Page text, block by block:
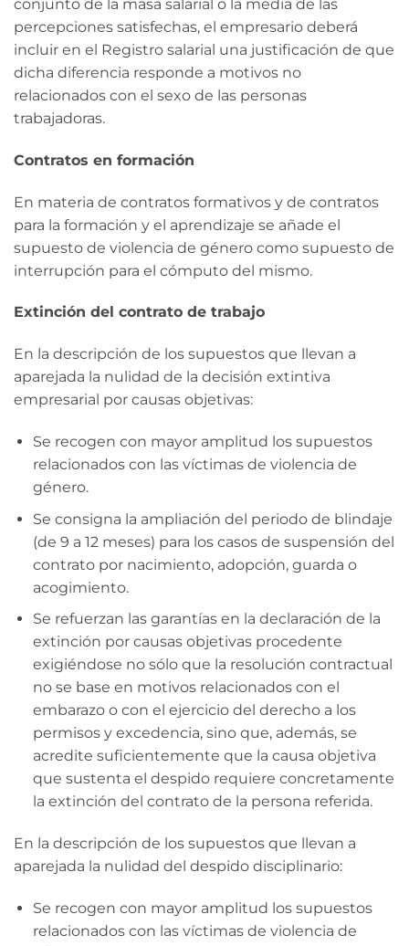
conjunto de la masa salarial o la media de las
percepciones satisfechas, el empresario deberá
incluir en el Registro salarial una justificación de que
dicha diferencia responde a motivos no
relacionados con el sexo de las personas
trabajadoras.
Contratos en formación
En materia de contratos formativos y de contratos
para la formación y el aprendizaje se añade el
supuesto de violencia de género como supuesto de
interrupción para el cómputo del mismo.
Extinción del contrato de trabajo
En la descripción de los supuestos que llevan a
aparejada la nulidad de la decisión extintiva
empresarial por causas objetivas:
Se recogen con mayor amplitud los supuestos
relacionados con las víctimas de violencia de
género.
Se consigna la ampliación del periodo de blindaje
(de 9 a 12 meses) para los casos de suspensión del
contrato por nacimiento, adopción, guarda o
acogimiento.
Se refuerzan las garantías en la declaración de la
extinción por causas objetivas procedente
exigiéndose no sólo que la resolución contractual
no se base en motivos relacionados con el
embarazo o con el ejercicio del derecho a los
permisos y excedencia, sino que, además, se
acredite suficientemente que la causa objetiva
que sustenta el despido requiere concretamente
la extinción del contrato de la persona referida.
En la descripción de los supuestos que llevan a
aparejada la nulidad del despido disciplinario:
Se recogen con mayor amplitud los supuestos
relacionados con las víctimas de violencia de